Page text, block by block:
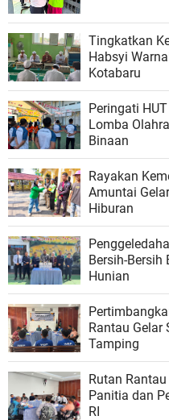
Tingkatkan
Habsyi
Kotabaru
Peringati
Lomba
Binaan
Rayakan
Amuntai
Hiburan
Bersih-Bersih
Hunian
Rantau Gelar
Tamping
Rutan
Panitia dan
RI